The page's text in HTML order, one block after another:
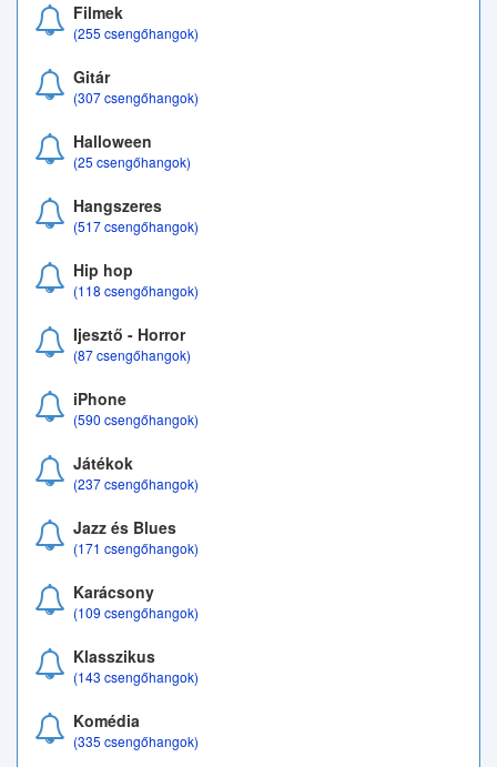
Filmek
(255 csengőhangok)
Gitár
(307 csengőhangok)
Halloween
(25 csengőhangok)
Hangszeres
(517 csengőhangok)
Hip hop
(118 csengőhangok)
Ijesztő - Horror
(87 csengőhangok)
iPhone
(590 csengőhangok)
Játékok
(237 csengőhangok)
Jazz és Blues
(171 csengőhangok)
Karácsony
(109 csengőhangok)
Klasszikus
(143 csengőhangok)
Komédia
(335 csengőhangok)